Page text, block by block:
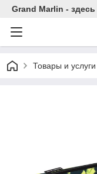
Grand Marlin -
Товары и услуги